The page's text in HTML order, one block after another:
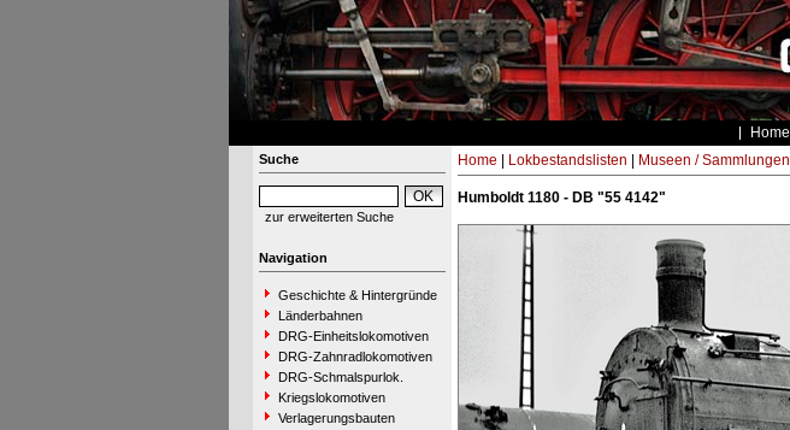
Home
Suche
zur erweiterten Suche
Navigation
Geschichte & Hintergründe
Länderbahnen
DRG-Einheitslokomotiven
DRG-Zahnradlokomotiven
DRG-Schmalspurlok.
Kriegslokomotiven
Verlagerungsbauten
Home Lokbestandslisten Museen / Sammlungen
Humboldt 1180 - DB "55 4142"